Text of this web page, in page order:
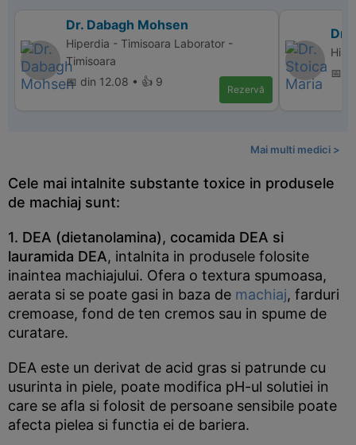
Dr. Dabagh Mohsen
Hiperdia - Timisoara Laborator -
Timisoara
📅 din 12.08 • 👍 9
Rezervă
Dr.
📅
Mai multi medici >
Cele mai intalnite substante toxice in produsele
de machiaj sunt:
1. DEA (dietanolamina), cocamida DEA si
lauramida DEA, intalnita in produsele folosite
inaintea machiajului. Ofera o textura spumoasa,
aerata si se poate gasi in baza de machiaj, farduri
cremoase, fond de ten cremos sau in spume de
curatare.
DEA este un derivat de acid gras si patrunde cu
usurinta in piele, poate modifica pH-ul solutiei in
care se afla si folosit de persoane sensibile poate
afecta pielea si functia ei de bariera.